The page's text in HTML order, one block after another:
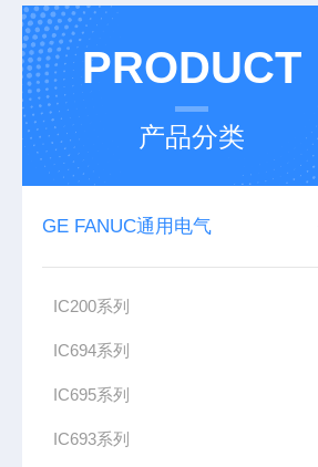
PRODUCT
产品分类
GE FANUC通用电气
IC200系列
IC694系列
IC695系列
IC693系列